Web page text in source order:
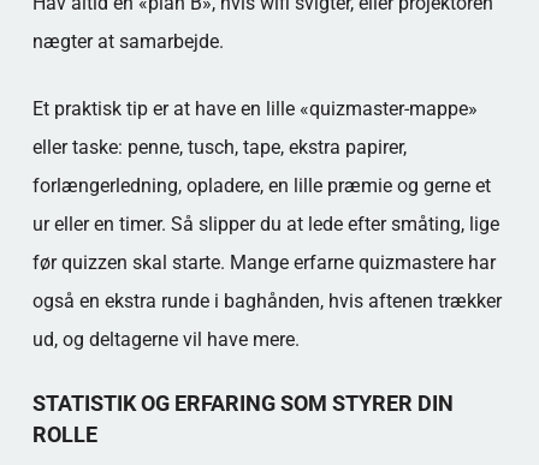
nægter at samarbejde.
Et praktisk tip er at have en lille «quizmaster-mappe»
eller taske: penne, tusch, tape, ekstra papirer,
forlængerledning, opladere, en lille præmie og gerne et
ur eller en timer. Så slipper du at lede efter småting, lige
før quizzen skal starte. Mange erfarne quizmastere har
også en ekstra runde i baghånden, hvis aftenen trækker
ud, og deltagerne vil have mere.
STATISTIK OG ERFARING SOM STYRER DIN
ROLLE